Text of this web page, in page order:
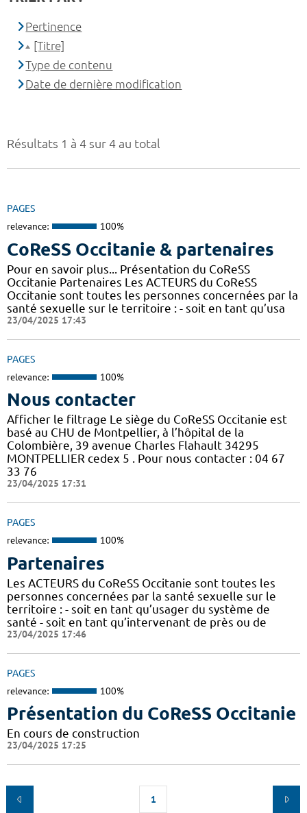
Résultats 1 à 4 sur 4 au total
PAGES
relevance: 100%
CoReSS Occitanie & partenaires
Pour en savoir plus... Présentation du CoReSS
Occitanie Partenaires Les ACTEURS du CoReSS
Occitanie sont toutes les personnes concernées par la
santé sexuelle sur le territoire : - soit en tant qu’usa
23/04/2025 17:43
PAGES
relevance: 100%
Nous contacter
Afficher le filtrage Le siège du CoReSS Occitanie est
basé au CHU de Montpellier, à l’hôpital de la
Colombière, 39 avenue Charles Flahault 34295
MONTPELLIER cedex 5 . Pour nous contacter : 04 67
33 76
23/04/2025 17:31
PAGES
relevance: 100%
Partenaires
Les ACTEURS du CoReSS Occitanie sont toutes les
personnes concernées par la santé sexuelle sur le
territoire : - soit en tant qu’usager du système de
santé - soit en tant qu’intervenant de près ou de
23/04/2025 17:46
PAGES
relevance: 100%
Présentation du CoReSS Occitanie
En cours de construction
23/04/2025 17:25
1
Pertinence
[Titre]
Type de contenu
Date de dernière modification